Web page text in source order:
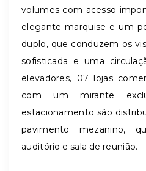
volumes com acesso
elegante marquise e um
duplo, que conduzem os
sofisticada e uma
elevadores, 07 lojas
com um mirante
estacionamento são
pavimento mezanino,
auditório e sala de reunião.